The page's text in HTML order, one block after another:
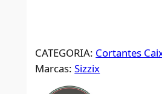
CATEGORIA: Cortantes
Marcas:Sizzix